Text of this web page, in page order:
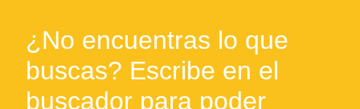
¿No encuentras lo que
buscas? Escribe en el
buscador para poder